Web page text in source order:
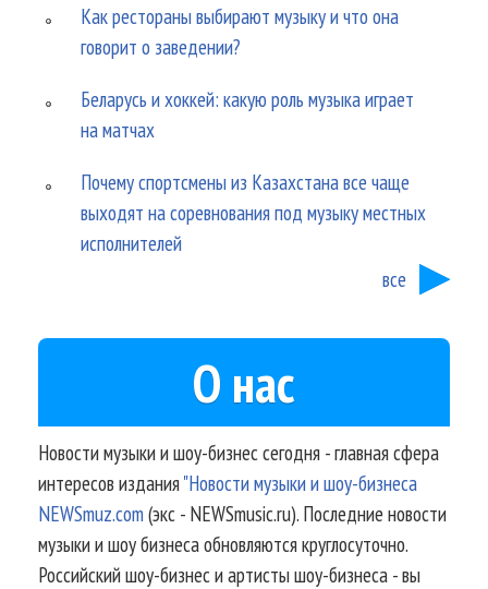
Как рестораны выбирают музыку и что она
говорит о заведении?
Беларусь и хоккей: какую роль музыка играет
на матчах
Почему спортсмены из Казахстана все чаще
выходят на соревнования под музыку местных
исполнителей
все
О нас
Новости музыки и шоу-бизнес сегодня - главная сфера
интересов издания"Новости музыки и шоу-бизнеса
NEWSmuz.com(экс - NEWSmusic.ru). Последние новости
музыки и шоу бизнеса обновляются круглосуточно.
Российский шоу-бизнес и артисты шоу-бизнеса - вы